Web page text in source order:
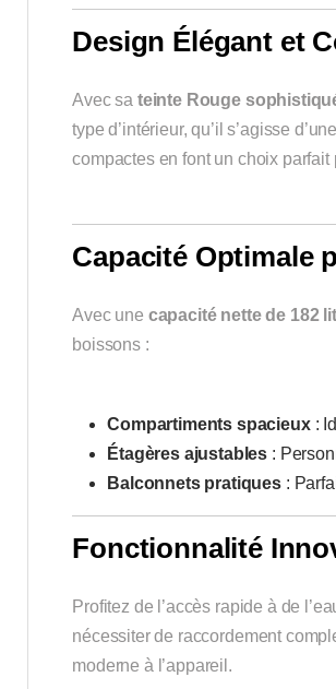
Design Élégant et
Avec sa teinte Rouge
type d’intérieur, qu’il s’agisse
compactes en font un choix
Capacité Optimale
Avec une capacité nette de 182
boissons :
Compartiments spacieux:
Étagères ajustables :
Balconnets pratiques :
Fonctionnalité
Profitez de l’accès rapide à de
nécessiter de raccordement
moderne à l’appareil.